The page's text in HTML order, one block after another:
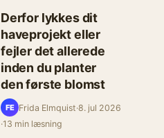
Derfor lykkes dit
haveprojekt eller
fejler det allerede
inden du planter
den første blomst
FE Frida Elmquist·8. jul 2026
·13 min læsning